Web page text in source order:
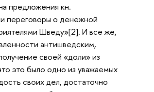
предложения кн.
переговоры о денежной
Шведу»[2]. И все же,
антишведским,
своей «доли» из
это было одно из уважаемых
своих дел, достаточно